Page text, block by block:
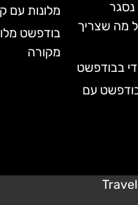
עד 2028 | כל מה שצריך
בבודפשט
עם
מלונות עם
בודפשט
מקורה